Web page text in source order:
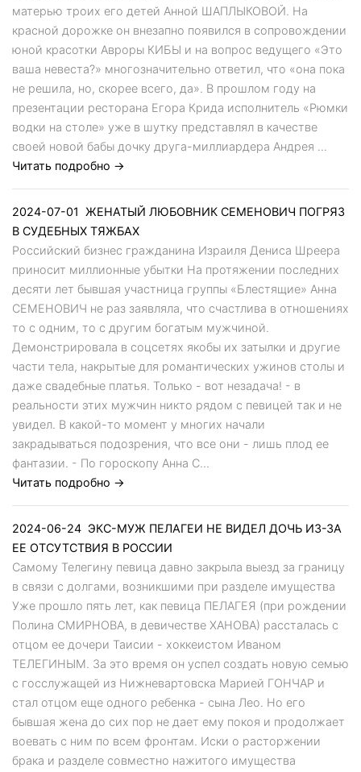
матерью троих его детей Анной ШАПЛЫКОВОЙ. На
красной дорожке он внезапно появился в сопровождении
юной красотки Авроры КИБЫ и на вопрос ведущего «Это
ваша невеста?» многозначительно ответил, что «она пока
не решила, но, скорее всего, да». В прошлом году на
презентации ресторана Егора Крида исполнитель «Рюмки
водки на столе» уже в шутку представлял в качестве
своей новой бабы дочку друга-миллиардера Андрея ...
Читать подробно →
2024-07-01
ЖЕНАТЫЙ ЛЮБОВНИК СЕМЕНОВИЧ ПОГРЯЗ
В СУДЕБНЫХ ТЯЖБАХ
Российский бизнес гражданина Израиля Дениса Шреера
приносит миллионные убытки На протяжении последних
десяти лет бывшая участница группы «Блестящие» Анна
СЕМЕНОВИЧ не раз заявляла, что счастлива в отношениях
то с одним, то с другим богатым мужчиной.
Демонстрировала в соцсетях якобы их затылки и другие
части тела, накрытые для романтических ужинов столы и
даже свадебные платья. Только - вот незадача! - в
реальности этих мужчин никто рядом с певицей так и не
увидел. В какой-то момент у многих начали
закрадываться подозрения, что все они - лишь плод ее
фантазии. - По гороскопу Анна С...
Читать подробно →
2024-06-24 ЭКС-МУЖ ПЕЛАГЕИ НЕ ВИДЕЛ ДОЧЬ ИЗ-ЗА
ЕЕ ОТСУТСТВИЯ В РОССИИ
Самому Телегину певица давно закрыла выезд за границу
в связи с долгами, возникшими при разделе имущества
Уже прошло пять лет, как певица ПЕЛАГЕЯ (при рождении
Полина СМИРНОВА, в девичестве ХАНОВА) рассталась с
отцом ее дочери Таисии - хоккеистом Иваном
ТЕЛЕГИНЫМ. За это время он успел создать новую семью
с госслужащей из Нижневартовска Марией ГОНЧАР и
стал отцом еще одного ребенка - сына Лео. Но его
бывшая жена до сих пор не дает ему покоя и продолжает
воевать с ним по всем фронтам. Иски о расторжении
брака и разделе совместно нажитого имущества